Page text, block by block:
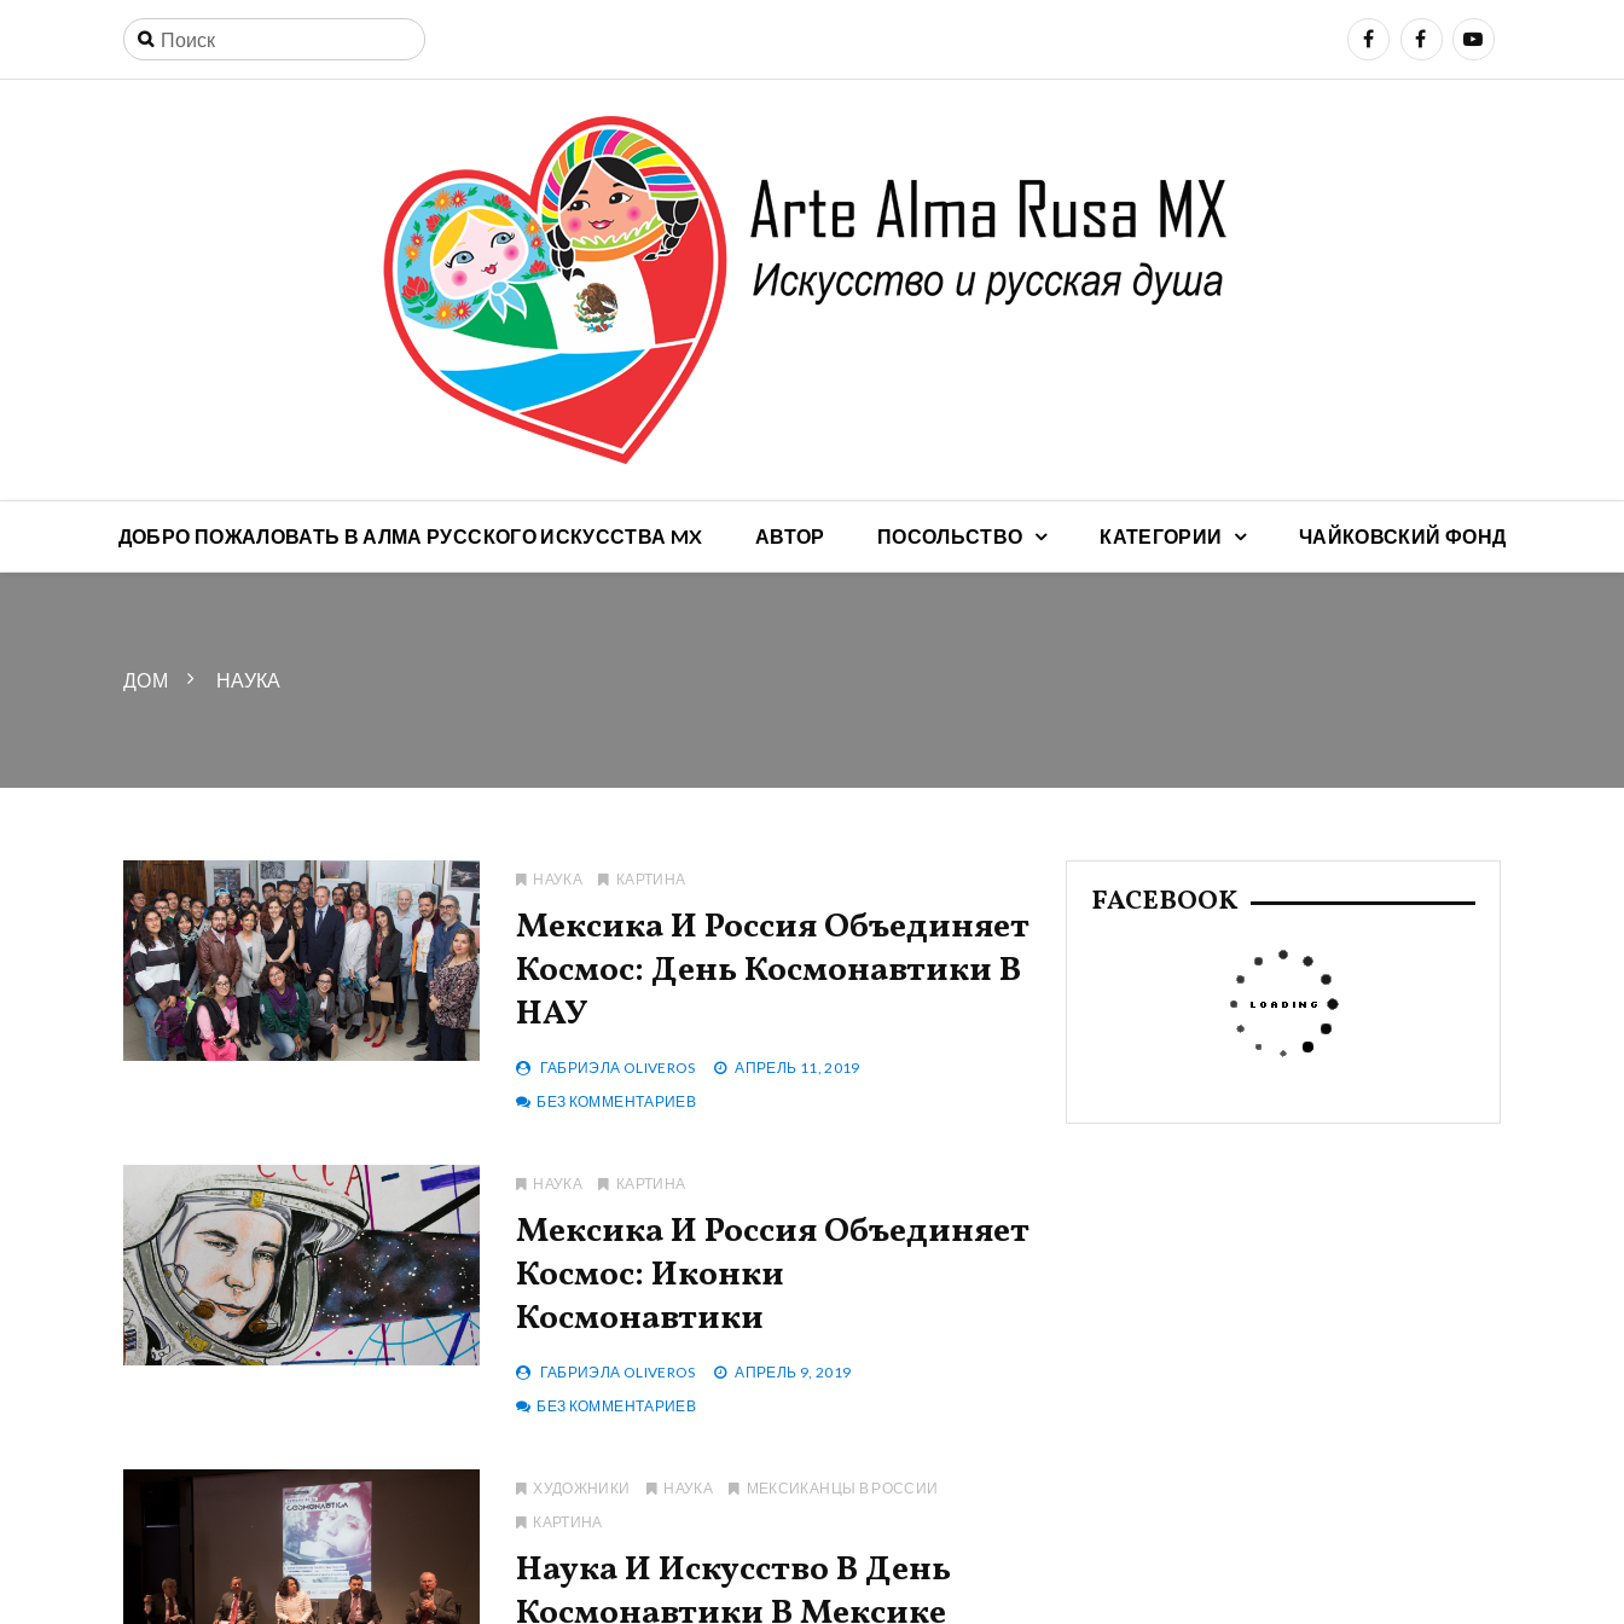
ДОБРО ПОЖАЛОВАТЬ В АЛМА РУССКОГО ИСКУССТВА MX АВТОР ПОСОЛЬСТВО КАТЕГОРИИ ЧАЙКОВСКИЙ ФОНД
ДОМ НАУКА
НАУКА КАРТИНА
Мексика И Россия Объединяет
Космос: День Космонавтики В
НАУ
ГАБРИЭЛА OLIVEROS
АПРЕЛЬ 11, 2019
БЕЗ КОММЕНТАРИЕВ
НАУКА КАРТИНА
Мексика И Россия Объединяет
Космос: Иконки
Космонавтики
ГАБРИЭЛА OLIVEROS
АПРЕЛЬ 9, 2019
БЕЗ КОММЕНТАРИЕВ
ХУДОЖНИКИ НАУКА
МЕКСИКАНЦЫ В РОССИИ
КАРТИНА
Наука И Искусство В День
Космонавтики В Мексике
FACEBOOK